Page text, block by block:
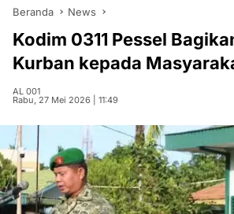
Beranda News
Kodim 0311 Pessel
Kurban kepada
AL 001
Rabu, 27 Mei 2026 | 11:49